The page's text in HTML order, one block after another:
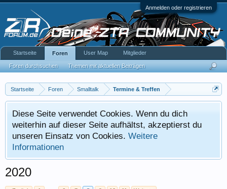
Anmelden oder registrieren
Startseite Foren Smalltalk Termine & Treffen
Diese Seite verwendet Cookies. Wenn du dich
weiterhin auf dieser Seite aufhältst, akzeptierst du
unseren Einsatz von Cookies. Weitere
Informationen
2020
Startseite Foren
Foren durchsuchen Themen mit aktuellen Beiträgen
User Map Mitglieder